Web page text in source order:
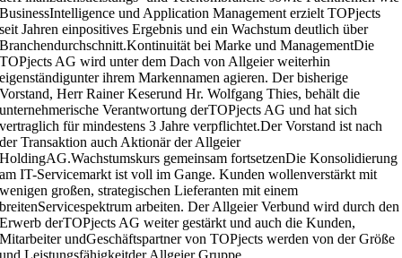
BusinessIntelligence und Application Management erzielt TOPjects
seit Jahren einpositives Ergebnis und ein Wachstum deutlich über
Branchendurchschnitt.Kontinuität bei Marke und ManagementDie
TOPjects AG wird unter dem Dach von Allgeier weiterhin
eigenständigunter ihrem Markennamen agieren. Der bisherige
Vorstand, Herr Rainer Keserund Hr. Wolfgang Thies, behält die
unternehmerische Verantwortung derTOPjects AG und hat sich
vertraglich für mindestens 3 Jahre verpflichtet.Der Vorstand ist nach
der Transaktion auch Aktionär der Allgeier
HoldingAG.Wachstumskurs gemeinsam fortsetzenDie Konsolidierung
am IT-Servicemarkt ist voll im Gange. Kunden wollenverstärkt mit
wenigen großen, strategischen Lieferanten mit einem
breitenServicespektrum arbeiten. Der Allgeier Verbund wird durch den
Erwerb derTOPjects AG weiter gestärkt und auch die Kunden,
Mitarbeiter undGeschäftspartner von TOPjects werden von der Größe
und Leistungsfähigkeitder Allgeier Gruppe